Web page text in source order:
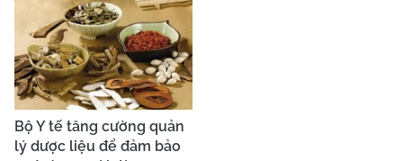
Bộ Y tế tăng cường quản
lý dược liệu để đảm bảo